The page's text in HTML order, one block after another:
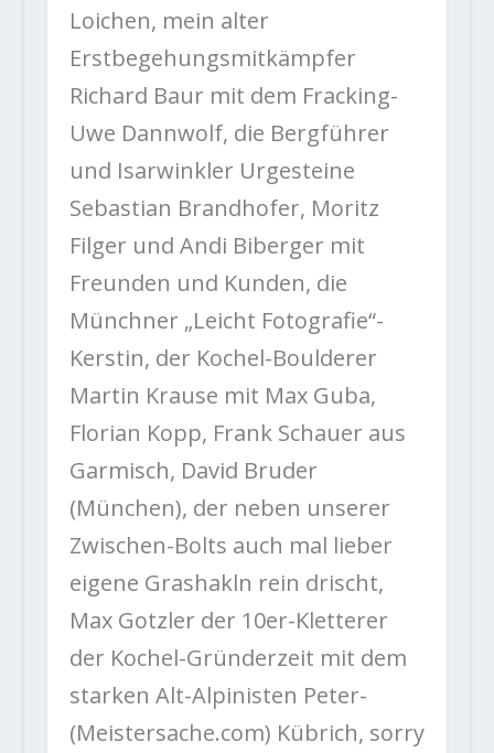
Loichen, mein alter
Erstbegehungsmitkämpfer
Richard Baur mit dem Fracking-
Uwe Dannwolf, die Bergführer
und Isarwinkler Urgesteine
Sebastian Brandhofer, Moritz
Filger und Andi Biberger mit
Freunden und Kunden, die
Münchner „Leicht Fotografie“-
Kerstin, der Kochel-Boulderer
Martin Krause mit Max Guba,
Florian Kopp, Frank Schauer aus
Garmisch, David Bruder
(München), der neben unserer
Zwischen-Bolts auch mal lieber
eigene Grashakln rein drischt,
Max Gotzler der 10er-Kletterer
der Kochel-Gründerzeit mit dem
starken Alt-Alpinisten Peter-
(Meistersache.com) Kübrich, sorry